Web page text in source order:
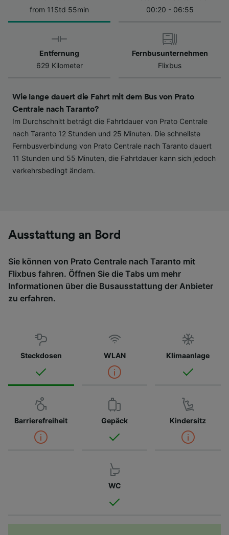
from 11Std 55min
00:20 - 06:55
Entfernung
629 Kilometer
Fernbusunternehmen
Flixbus
Wie lange dauert die Fahrt mit dem Bus von Prato
Centrale nach Taranto?
Im Durchschnitt beträgt die Fahrtdauer von Prato Centrale
nach Taranto 12 Stunden und 25 Minuten. Die schnellste
Fernbusverbindung von Prato Centrale nach Taranto dauert
11 Stunden und 55 Minuten, die Fahrtdauer kann sich jedoch
verkehrsbedingt ändern.
Ausstattung an Bord
Sie können von Prato Centrale nach Taranto mit
Flixbus fahren. Öffnen Sie die Tabs um mehr
Informationen über die Busausstattung der Anbieter
zu erfahren.
Steckdosen WLAN Klimaanlage
Barrierefreiheit Gepäck Kindersitz
WC
Datenschutzrichtlinie. Diese Präferenzen
werden unseren Partnern signalisiert und
haben keinen Einfluss auf Surfdaten. Ihre
Daten werden nicht für Tracking-Zwecke
verwendet, wenn Sie uns gebeten haben, Ihr
Surfverhalten nicht zu verfolgen.
Folgendes bereitzustellen:
Verwendung genauer Standortdaten.
Endgeräteeigenschaften zur Identifikation
aktiv abfragen. Speichern von oder Zugriff auf
Informationen auf einem Endgerät.
Personalisierte Werbung und Inhalte, Messung
von Werbeleistung und der Performance von
Inhalten, Zielgruppenforschung sowie